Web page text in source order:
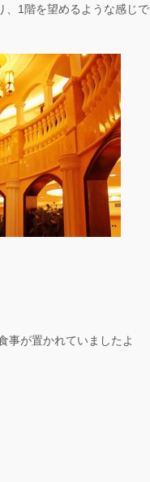
、1階を望めるような感じで
事が置かれていましたよ